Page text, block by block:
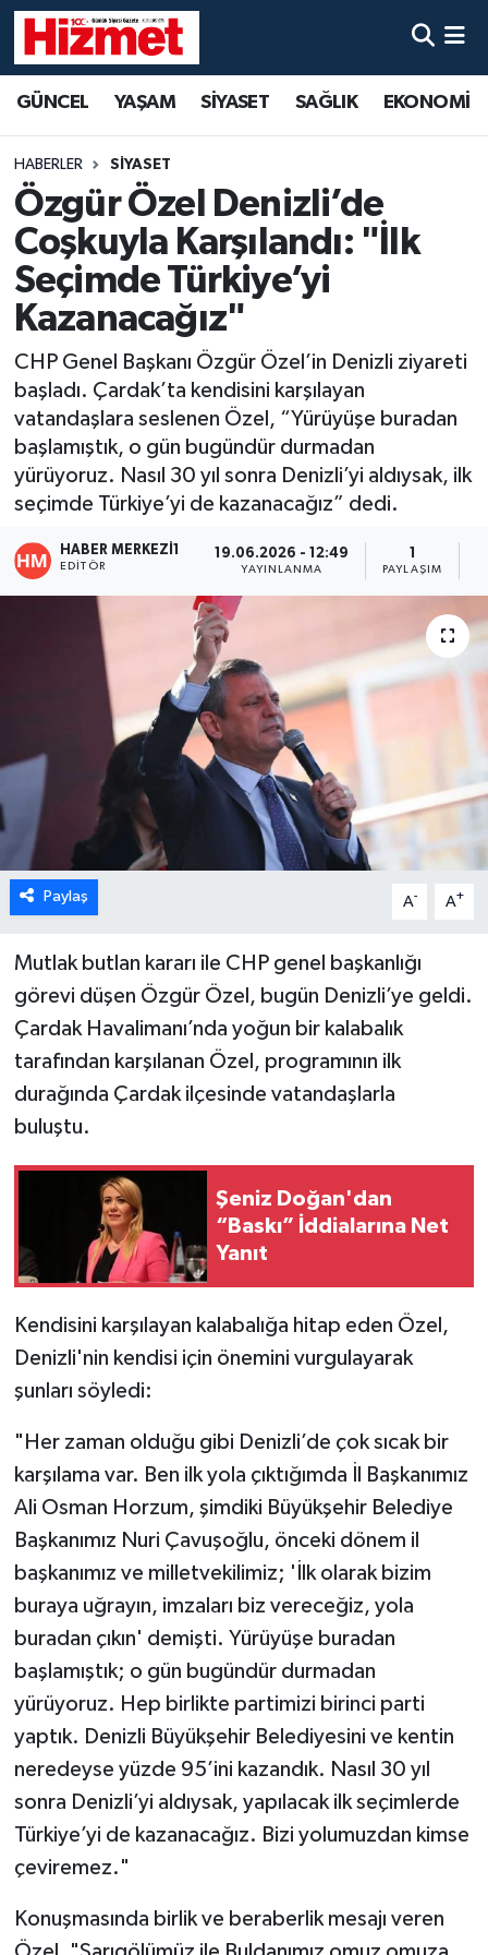
GÜNCEL YAŞAM SİYASET SAĞLIK EKONOMİ
HABERLER SİYASET
Özgür Özel Denizli’de
Coşkuyla Karşılandı: "İlk
Seçimde Türkiye’yi
Kazanacağız"
CHP Genel Başkanı Özgür Özel’in Denizli ziyareti
başladı. Çardak’ta kendisini karşılayan
vatandaşlara seslenen Özel, “Yürüyüşe buradan
başlamıştık, o gün bugündür durmadan
yürüyoruz. Nasıl 30 yıl sonra Denizli’yi aldıysak, ilk
seçimde Türkiye’yi de kazanacağız” dedi.
HABER MERKEZI1
EDITÖR
19.06.2026 - 12:49
YAYINLANMA
1
PAYLAŞIM
Paylaş A- A+
Mutlak butlan kararı ile CHP genel başkanlığı
görevi düşen Özgür Özel, bugün Denizli’ye geldi.
Çardak Havalimanı’nda yoğun bir kalabalık
tarafından karşılanan Özel, programının ilk
durağında Çardak ilçesinde vatandaşlarla
buluştu.
Şeniz Doğan'dan
“Baskı” İddialarına Net
Yanıt
Kendisini karşılayan kalabalığa hitap eden Özel,
Denizli'nin kendisi için önemini vurgulayarak
şunları söyledi:
"Her zaman olduğu gibi Denizli’de çok sıcak bir
karşılama var. Ben ilk yola çıktığımda İl Başkanımız
Ali Osman Horzum, şimdiki Büyükşehir Belediye
Başkanımız Nuri Çavuşoğlu, önceki dönem il
başkanımız ve milletvekilimiz; 'İlk olarak bizim
buraya uğrayın, imzaları biz vereceğiz, yola
buradan çıkın' demişti. Yürüyüşe buradan
başlamıştık; o gün bugündür durmadan
yürüyoruz. Hep birlikte partimizi birinci parti
yaptık. Denizli Büyükşehir Belediyesini ve kentin
neredeyse yüzde 95’ini kazandık. Nasıl 30 yıl
sonra Denizli’yi aldıysak, yapılacak ilk seçimlerde
Türkiye’yi de kazanacağız. Bizi yolumuzdan kimse
çeviremez."
Konuşmasında birlik ve beraberlik mesajı veren
YAŞAM
SİYASET
SAĞLIK
KÜLTÜR SANAT
SPOR
MAGAZİN
RESMİ REKLAM
Denizli Hava Durumu
Denizli Trafik Yoğunluk Haritası
Süper Lig Puan Durumu ve Fikstür
Tüm Manşetler
Son Dakika Haberleri
Haber Arşivi